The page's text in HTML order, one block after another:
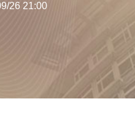
26 21:00